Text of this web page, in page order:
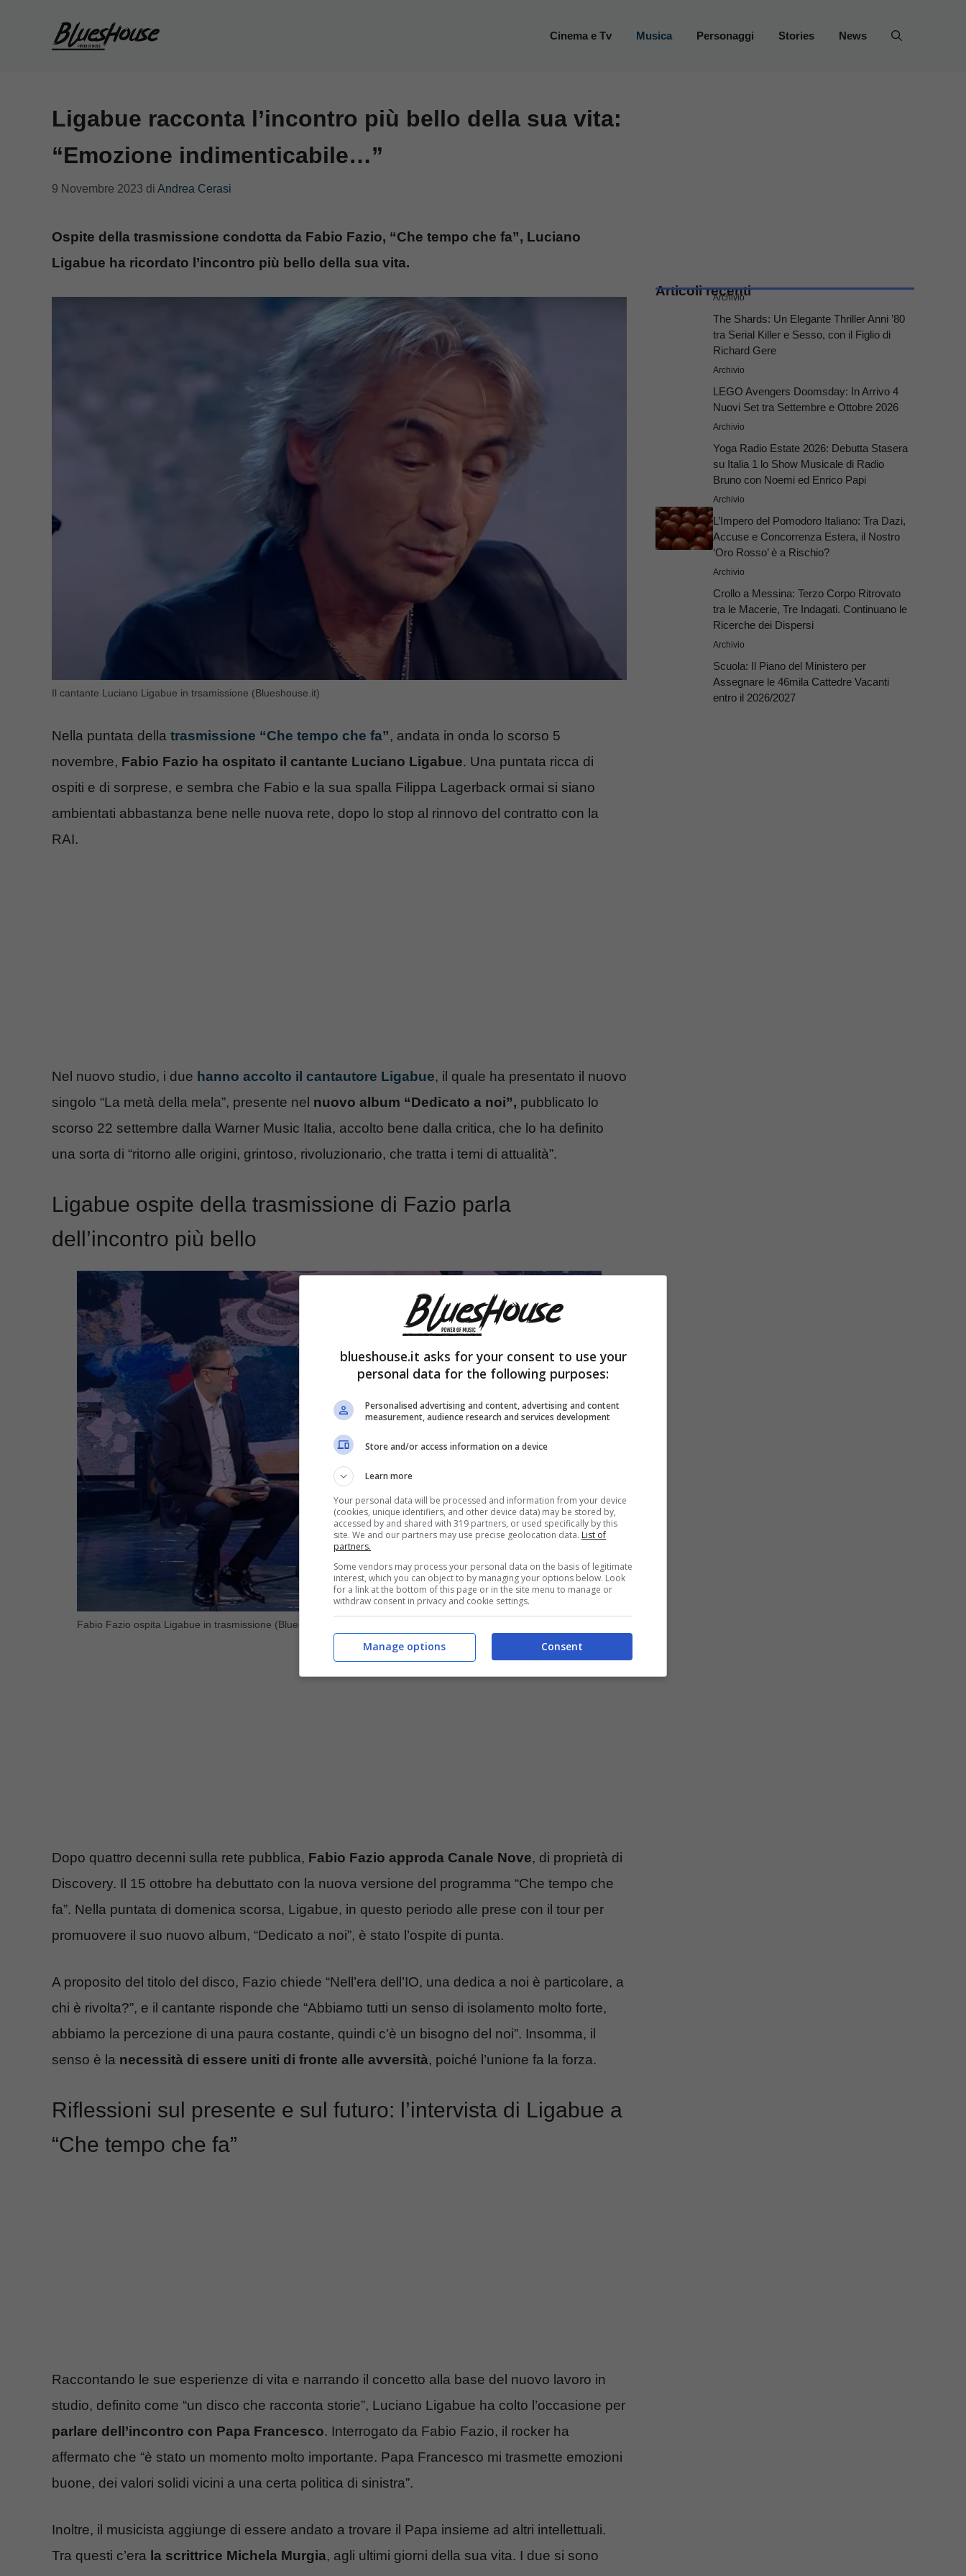
Cinema e Tv Musica Personaggi Stories News
Ligabue racconta l’incontro più bello della sua vita:
“Emozione indimenticabile…”
9 Novembre 2023 di Andrea Cerasi
Ospite della trasmissione condotta da Fabio Fazio, “Che tempo che fa”, Luciano
Ligabue ha ricordato l’incontro più bello della sua vita.
Il cantante Luciano Ligabue in trsamissione (Blueshouse.it)
Nella puntata della trasmissione “Che tempo che fa”, andata in onda lo scorso 5
novembre, Fabio Fazio ha ospitato il cantante Luciano Ligabue. Una puntata ricca di
ospiti e di sorprese, e sembra che Fabio e la sua spalla Filippa Lagerback ormai si siano
ambientati abbastanza bene nelle nuova rete, dopo lo stop al rinnovo del contratto con la
RAI.
Nel nuovo studio, i due hanno accolto il cantautore Ligabue, il quale ha presentato il nuovo
singolo “La metà della mela”, presente nel nuovo album “Dedicato a noi”, pubblicato lo
scorso 22 settembre dalla Warner Music Italia, accolto bene dalla critica, che lo ha definito
una sorta di “ritorno alle origini, grintoso, rivoluzionario, che tratta i temi di attualità”.
Ligabue ospite della trasmissione di Fazio parla
dell’incontro più bello
Fabio Fazio ospita Ligabue in trasmissione (Blueshouse.it)
Dopo quattro decenni sulla rete pubblica, Fabio Fazio approda Canale Nove, di proprietà di
Discovery. Il 15 ottobre ha debuttato con la nuova versione del programma “Che tempo che
fa”. Nella puntata di domenica scorsa, Ligabue, in questo periodo alle prese con il tour per
promuovere il suo nuovo album, “Dedicato a noi”, è stato l’ospite di punta.
A proposito del titolo del disco, Fazio chiede “Nell’era dell’IO, una dedica a noi è particolare, a
chi è rivolta?”, e il cantante risponde che “Abbiamo tutti un senso di isolamento molto forte,
abbiamo la percezione di una paura costante, quindi c’è un bisogno del noi”. Insomma, il
senso è la necessità di essere uniti di fronte alle avversità, poiché l’unione fa la forza.
Riflessioni sul presente e sul futuro: l’intervista di Ligabue a
“Che tempo che fa”
Raccontando le sue esperienze di vita e narrando il concetto alla base del nuovo lavoro in
studio, definito come “un disco che racconta storie”, Luciano Ligabue ha colto l’occasione per
parlare dell’incontro con Papa Francesco. Interrogato da Fabio Fazio, il rocker ha
affermato che “è stato un momento molto importante. Papa Francesco mi trasmette emozioni
buone, dei valori solidi vicini a una certa politica di sinistra”.
Inoltre, il musicista aggiunge di essere andato a trovare il Papa insieme ad altri intellettuali.
Tra questi c’era la scrittrice Michela Murgia, agli ultimi giorni della sua vita. I due si sono
Articoli recenti
Archivio
The Shards: Un Elegante Thriller Anni ’80
tra Serial Killer e Sesso, con il Figlio di
Richard Gere
Archivio
LEGO Avengers Doomsday: In Arrivo 4
Nuovi Set tra Settembre e Ottobre 2026
Archivio
Yoga Radio Estate 2026: Debutta Stasera
su Italia 1 lo Show Musicale di Radio
Bruno con Noemi ed Enrico Papi
Archivio
L’Impero del Pomodoro Italiano: Tra Dazi,
Accuse e Concorrenza Estera, il Nostro
‘Oro Rosso’ è a Rischio?
Archivio
Crollo a Messina: Terzo Corpo Ritrovato
tra le Macerie, Tre Indagati. Continuano le
Ricerche dei Dispersi
Archivio
Scuola: Il Piano del Ministero per
Assegnare le 46mila Cattedre Vacanti
entro il 2026/2027
blueshouse.it asks for your consent to use your
personal data for the following purposes:
Personalised advertising and content, advertising and content
measurement, audience research and services development
Store and/or access information on a device
Learn more
Your personal data will be processed and information from your device
(cookies, unique identifiers, and other device data) may be stored by,
accessed by and shared with 319 partners, or used specifically by this
site. We and our partners may use precise geolocation data. List of
partners.
Some vendors may process your personal data on the basis of legitimate
interest, which you can object to by managing your options below. Look
for a link at the bottom of this page or in the site menu to manage or
withdraw consent in privacy and cookie settings.
Consent
Manage options